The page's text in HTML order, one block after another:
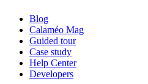
Blog
Calaméo Mag
Guided tour
Case study
Help Center
Developers